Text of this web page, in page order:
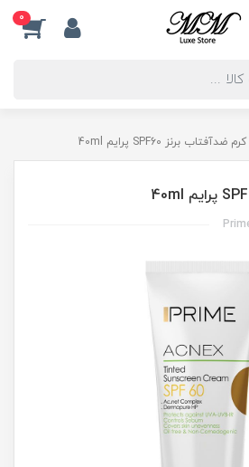
0
کرم ضدآفتاب برنز SPF60 پرایم 40ml